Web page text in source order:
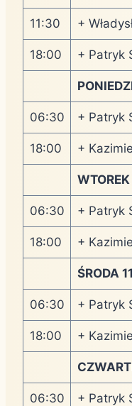
11:30 +
18:00 + Patryk
06:30 + Patryk
18:00 +
06:30 + Patryk
18:00 +
ŚRODA
06:30 + Patryk
18:00 +
06:30 + Patryk